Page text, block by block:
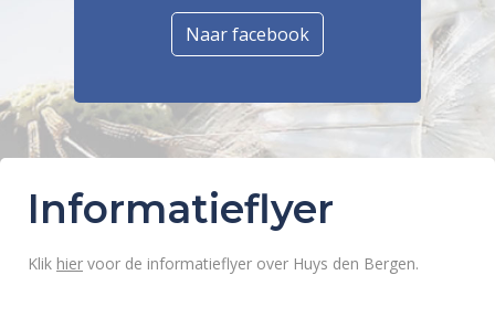
Naar facebook
Informatieflyer
Klik hier voor de informatieflyer over Huys den Bergen.